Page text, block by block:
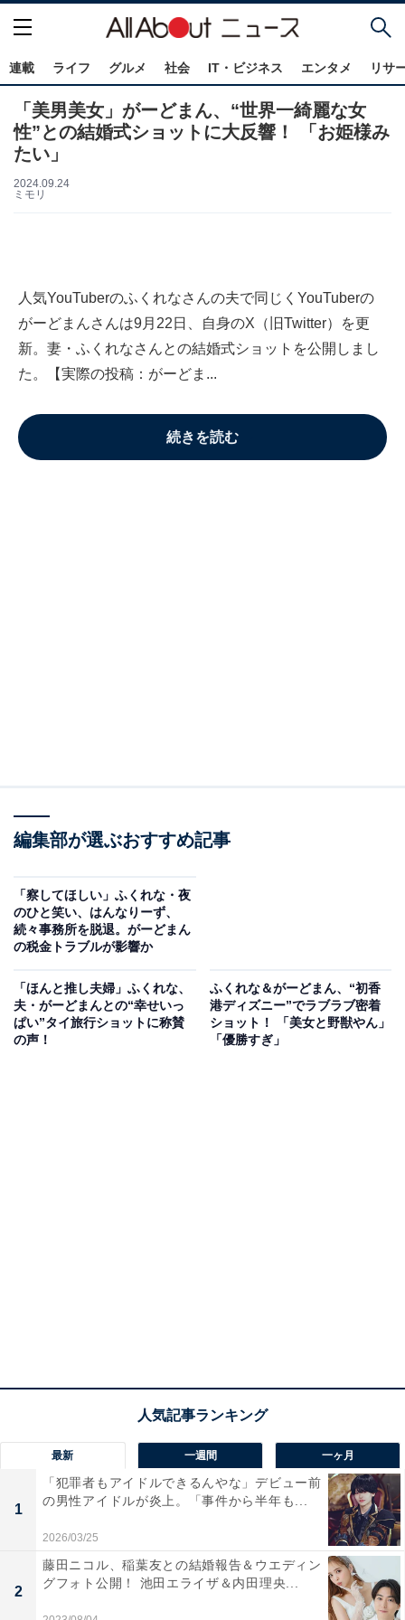
連載 ライフ グルメ 社会 IT・ビジネス エンタメ リサ
「美男美女」がーどまん、“世界一綺麗な女
性”との結婚式ショットに大反響！ 「お姫様み
たい」
2024.09.24
ミモリ
人気YouTuberのふくれなさんの夫で同じくYouTuberの
がーどまんさんは9月22日、自身のX（旧Twitter）を更
新。妻・ふくれなさんとの結婚式ショットを公開しまし
た。【実際の投稿：がーどま...
続きを読む
編集部が選ぶおすすめ記事
「察してほしい」ふくれな・夜
のひと笑い、はんなりーず、
続々事務所を脱退。がーどまん
の税金トラブルが影響か
「ほんと推し夫婦」ふくれな、
夫・がーどまんとの“幸せいっ
ぱい”タイ旅行ショットに称賛
の声！
ふくれな＆がーどまん、“初香
港ディズニー”でラブラブ密着
ショット！ 「美女と野獣やん」
「優勝すぎ」
最新 一週間 一ヶ月
1
「犯罪者もアイドルできるんやな」デビュー前
の男性アイドルが炎上。「事件から半年も...
2026/03/25
2
藤田ニコル、稲葉友との結婚報告＆ウエディン
グフォト公開！ 池田エライザ＆内田理央...